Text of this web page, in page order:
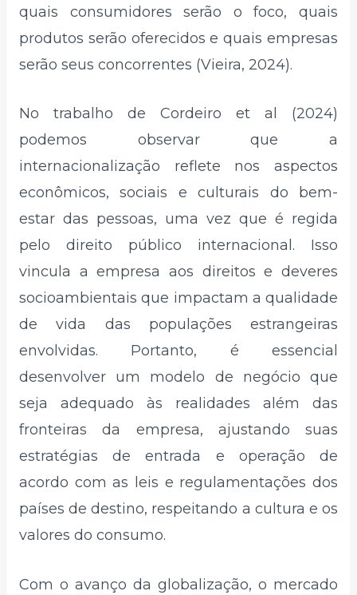
quais consumidores serão o foco, quais
produtos serão oferecidos e quais empresas
serão seus concorrentes (Vieira, 2024).
No trabalho de Cordeiro et al (2024)
podemos observar que a
internacionalização reflete nos aspectos
econômicos, sociais e culturais do bem-
estar das pessoas, uma vez que é regida
pelo direito público internacional. Isso
vincula a empresa aos direitos e deveres
socioambientais que impactam a qualidade
de vida das populações estrangeiras
envolvidas. Portanto, é essencial
desenvolver um modelo de negócio que
seja adequado às realidades além das
fronteiras da empresa, ajustando suas
estratégias de entrada e operação de
acordo com as leis e regulamentações dos
países de destino, respeitando a cultura e os
valores do consumo.
Com o avanço da globalização, o mercado